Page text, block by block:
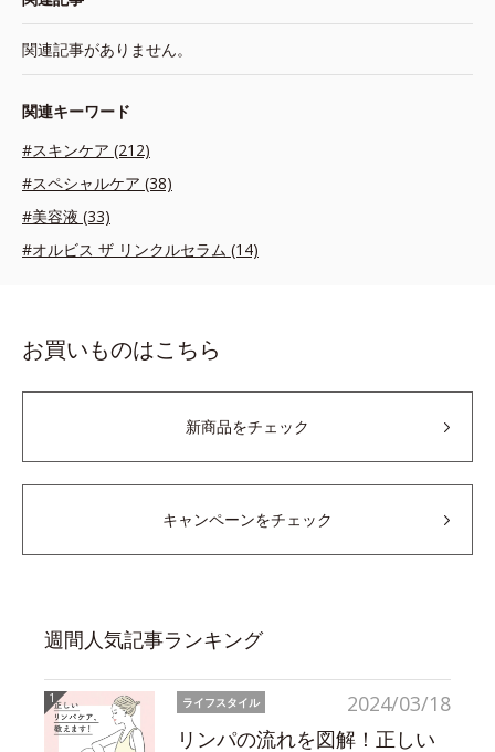
関連記事がありません。
関連キーワード
#スキンケア (212)
#スペシャルケア (38)
#美容液 (33)
#オルビス ザ リンクルセラム (14)
お買いものはこちら
新商品をチェック
キャンペーンをチェック
週間人気記事ランキング
2024/03/18
ライフスタイル
リンパの流れを図解！正しい